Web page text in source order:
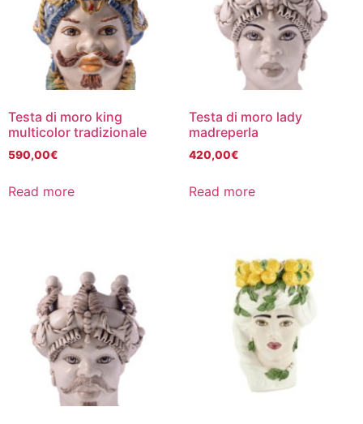
Testa di moro king
multicolor tradizionale
590,00€
Read more
Testa di moro lady
madreperla
420,00€
Read more